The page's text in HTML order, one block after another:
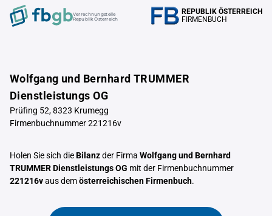
Verrechnungstelle
Republik Österreich
REPUBLIK ÖSTERREICH
FIRMENBUCH
Wolfgang und Bernhard TRUMMER
Dienstleistungs OG
Prüfing 52, 8323 Krumegg
Firmenbuchnummer 221216v
Holen Sie sich dieBilanzder Firma Wolfgang und Bernhard
TRUMMER Dienstleistungs OG mit der Firmenbuchnummer
221216vaus demösterreichischen Firmenbuch.